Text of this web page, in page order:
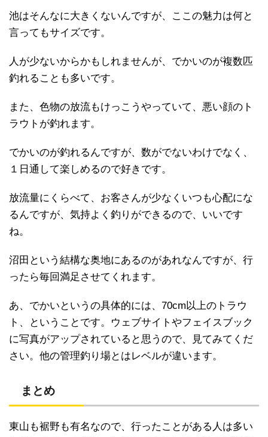
池はそんなに大きくないんですが、ここの魅力は何と
言ってもサイズです。
人が少ないからかもしれませんが、でかいのが複数匹
釣れることも多いです。
また、色物の放流もけっこうやっていて、悪い顔のト
ラウトが釣れます。
でかいのが釣れるんですが、数がでないわけでなく、
１日通して楽しめるので好きです。
放流量にくらべて、お客さんが少なくいつも心配にな
るんですが、気持よく釣りができるので、いいです
ね。
沼田という結構な奥地にあるのがあれなんですが、行
ったら毎回満足させてくれます。
あ、でかいというの具体的には、70cm以上のトラウ
ト、ということです。ウェブサイトやフェイスブック
に写真がアップされていると思うので、見てみてくだ
さい。他の管理釣り場とはレベルが違います。
まとめ
東山も裾野も有名なので、行ったことがある人は多い